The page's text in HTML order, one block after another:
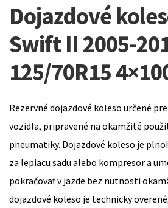
Dojazdové
Swift II 2005-
125/70R15
Rezervné dojazdové koleso určené
vozidla, pripravené na okamžité
pneumatiky. Dojazdové koleso je
za lepiacu sadu alebo kompresor a
pokračovať v jazde bez nutnosti
dojazdové koleso je technicky